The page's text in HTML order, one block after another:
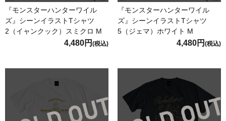
『モンスターハンターワイル
ズ』シーンイラストTシャツ
2（イャンクック）スミクロ M
4,480円 (税込)
『モンスターハンターワイル
ズ』シーンイラストTシャツ
5（ジェマ）ホワイト M
4,480円 (税込)